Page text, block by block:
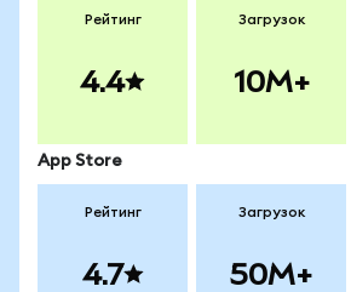
Рейтинг
4.4
Загрузок
10M+
App Store
Рейтинг
4.7
Загрузок
50M+